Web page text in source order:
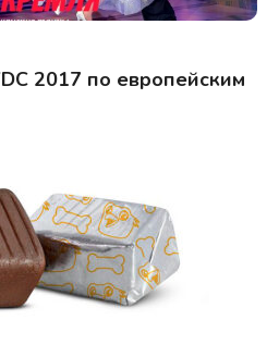
2017 по европейским